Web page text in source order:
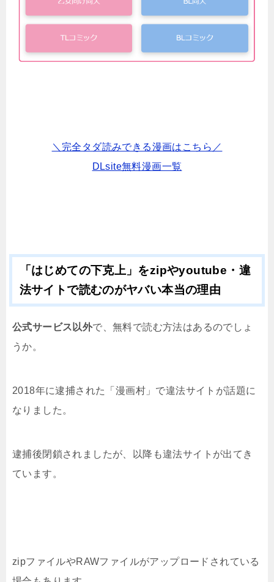
＼完全タダ読みできる漫画はこちら／
DLsite無料漫画一覧
「はじめての下克上」をzipやyoutube・違
法サイトで読むのがヤバい本当の理由
公式サービス以外で、無料で読む方法はあるのでしょ
うか。
2018年に逮捕された「漫画村」で違法サイトが話題に
なりました。
逮捕後閉鎖されましたが、以降も違法サイトが出てき
ています。
zipファイルやRAWファイルがアップロードされている